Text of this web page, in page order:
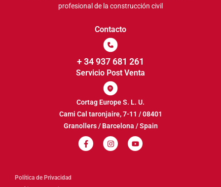
profesional de la construcción civil
Contacto
+ 34 937 681 261
Servicio Post Venta
Cortag Europe S. L. U.
Cami Cal taronjaire, 7-11 / 08401
Granollers / Barcelona / Spain
Política de Privacidad